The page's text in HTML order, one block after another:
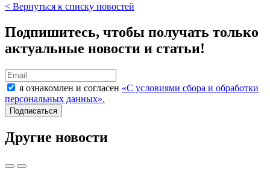
< Вернуться к списку новостей
Подпишитесь, чтобы получать только
актуальные новости и статьи!
я ознакомлен и согласен «C условиями сбора и обработки
персональных данных».
Подписаться
Другие новости